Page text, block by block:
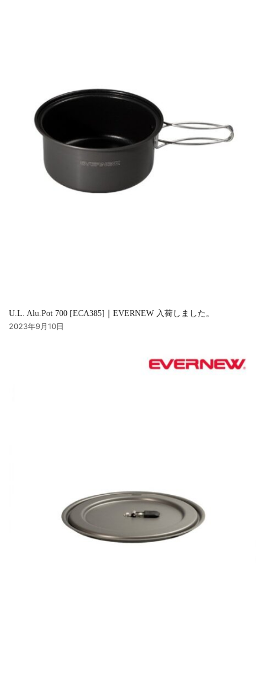
U.L. Alu.Pot 700 [ECA385]｜EVERNEW 入荷しました。
2023年9月10日